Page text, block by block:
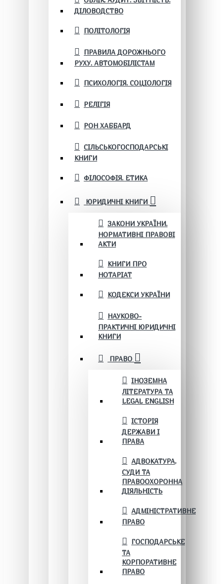
ДІЛОВОДСТВО
ПОЛІТОЛОГІЯ
ПРАВИЛА ДОРОЖНЬОГО
РУХУ. АВТОМОБІЛІСТАМ
ПСИХОЛОГІЯ. СОЦІОЛОГІЯ
РЕЛІГІЯ
РОН ХАББАРД
СІЛЬСЬКОГОСПОДАРСЬКІ
КНИГИ
ФІЛОСОФІЯ. ЕТИКА
ЮРИДИЧНІ КНИГИ
ЗАКОНИ УКРАЇНИ.
НОРМАТИВНІ ПРАВОВІ
АКТИ
КНИГИ ПРО
НОТАРІАТ
КОДЕКСИ УКРАЇНИ
НАУКОВО-
ПРАКТИЧНІ ЮРИДИЧНІ
КНИГИ
ПРАВО
ІНОЗЕМНА
ЛІТЕРАТУРА ТА
LEGAL ENGLISH
ІСТОРІЯ
ДЕРЖАВИ І
ПРАВА
АДВОКАТУРА,
СУДИ ТА
ПРАВООХОРОННА
ДІЯЛЬНІСТЬ
АДМІНІСТРАТИВНЕ
ПРАВО
ГОСПОДАРСЬКЕ
ТА
КОРПОРАТИВНЕ
ПРАВО